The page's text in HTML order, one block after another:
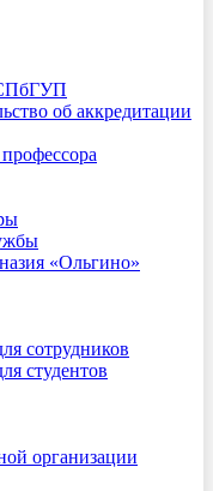
об аккредитации
«Ольгино»
сотрудников
студентов
организации